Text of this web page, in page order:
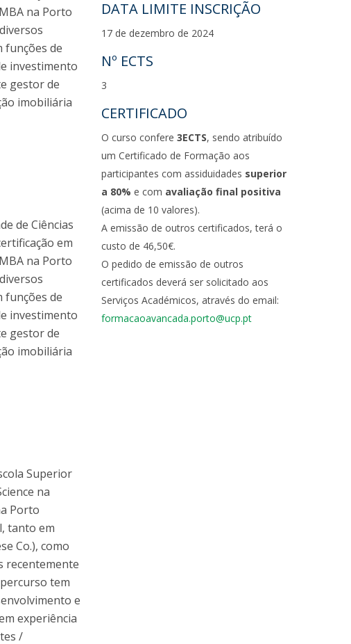
na Porto
funções de
investimento
gestor de
imobiliária
de Ciências
em
na Porto
funções de
investimento
gestor de
imobiliária
Superior
na
Porto
tanto em
Co.), como
recentemente
tem
e
experiência
/
DATA LIMITE INSCRIÇÃO
17 de dezembro de 2024
Nº ECTS
3
CERTIFICADO
O curso confere3ECTS, sendo atribuído
um Certificado de Formação aos
participantes com assiduidades superior
a 80% e com avaliação final positiva
(acima de 10 valores).
A emissão de outros certificados, terá o
custo de 46,50€.
O pedido de emissão de outros
certificados deverá ser solicitado aos
Serviços Académicos, através do email:
formacaoavancada.porto@ucp.pt